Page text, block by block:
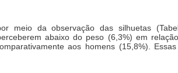
meio da observação das silhuetas
abaixo do peso (6,3%) em
aos homens (15,8%).